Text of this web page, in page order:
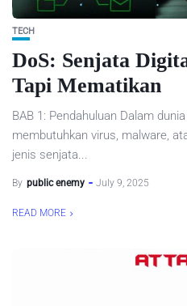
TECH
DoS: Senjata
Tapi Mematikan
BAB 1: Pendahuluan Dalam
membutuhkan virus, malware,
jenis senjata...
By public enemy July 9, 2025
READ MORE